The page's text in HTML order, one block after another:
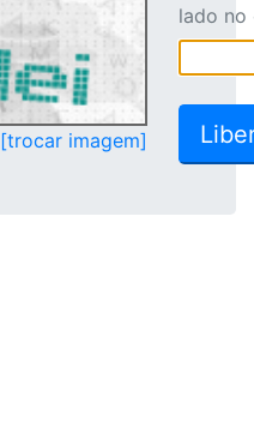
[trocar imagem]
lado no